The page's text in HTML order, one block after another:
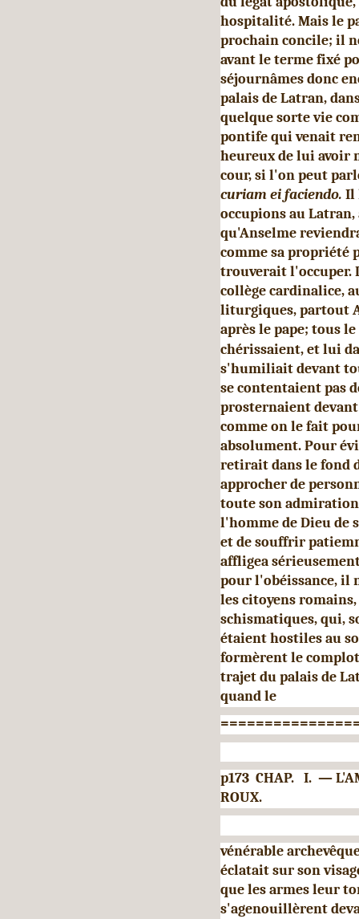
hospitalité. Mais le
prochain concile; il
avant le terme fixé
séjournâmes donc
palais de Latran,
quelque sorte vie
pontife qui venait
heureux de lui avoir
cour, si l'on peut
curiam ei faciendo. Il
occupions au Latran,
qu'Anselme
comme sa propriété
trouverait l'occuper.
collège cardinalice,
liturgiques, partout
après le pape; tous
chérissaient, et lui
s'humiliait devant
se contentaient pas
prosternaient
comme on le fait
absolument. Pour
retirait dans le fond
appro­cher de
toute son
l'homme de Dieu de
et de souffrir
affligea
pour l'obéissance, il
les citoyens
schismatiques, qui,
étaient hostiles au
formèrent le
trajet du palais de
quand le
p173 CHAP. I. —
ROUX.
vénérable
éclatait sur son
que les armes leur
s'agenouillèrent